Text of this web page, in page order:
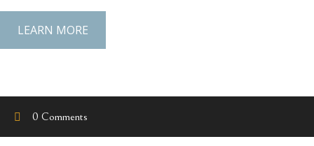
LEARN MORE
0 Comments